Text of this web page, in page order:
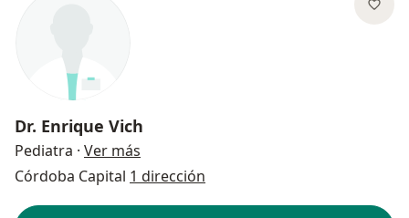
Dr. Enrique Vich
Pediatra · Ver más
Córdoba Capital 1 dirección